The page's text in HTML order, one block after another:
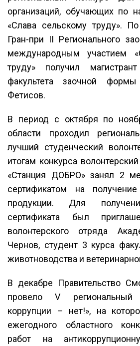
организаций, обучающих по
«Слава сельскому труду».
Гран-при II Регионального
международным участием
труду» получил
факультета заочной
Фетисов.
В период с октября по
области проходил
лучший студенческий
итогам конкурса
«Станция ДОБРО» занял 2
сертификатом на
продукции. Для
сертификата был
волонтерского отряда
Чернов, студент 3 курса
животноводства и
В декабре Правительство
провело V
коррупции – нет!», на
ежегодного областного
работ на